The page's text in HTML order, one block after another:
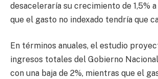
desaceleraría su crecimiento de 1,5%
que el gasto no indexado tendría que
En términos anuales, el estudio
ingresos totales del Gobierno
con una baja de 2%, mientras que el